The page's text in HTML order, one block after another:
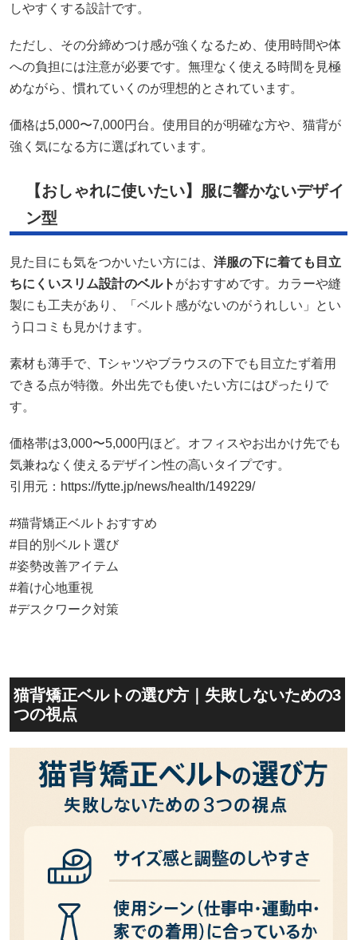
しやすくする設計です。
ただし、その分締めつけ感が強くなるため、使用時間や体
への負担には注意が必要です。無理なく使える時間を見極
めながら、慣れていくのが理想的とされています。
価格は5,000〜7,000円台。使用目的が明確な方や、猫背が
強く気になる方に選ばれています。
【おしゃれに使いたい】服に響かないデザイ
ン型
見た目にも気をつかいたい方には、 洋服の下に着ても目立
ちにくいスリム設計のベルト がおすすめです。カラーや縫
製にも工夫があり、「ベルト感がないのがうれしい」とい
う口コミも見かけます。
素材も薄手で、Tシャツやブラウスの下でも目立たず着用
できる点が特徴。外出先でも使いたい方にはぴったりで
す。
価格帯は3,000〜5,000円ほど。オフィスやお出かけ先でも
気兼ねなく使えるデザイン性の高いタイプです。
引用元：https://fytte.jp/news/health/149229/
#猫背矯正ベルトおすすめ
#目的別ベルト選び
#姿勢改善アイテム
#着け心地重視
#デスクワーク対策
猫背矯正ベルトの選び方｜失敗しないための3
つの視点